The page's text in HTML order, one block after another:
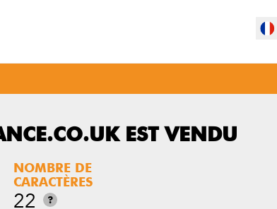
EST VENDU
NOMBRE DE
CARACTÈRES
22 ?